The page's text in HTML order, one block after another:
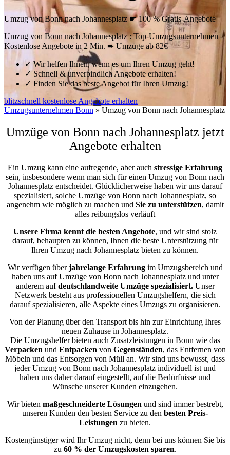
Umzug von Bonn nach Johannesplatz ☛ 100 % Gratis-Angebote
Umzug von Bonn nach Johannesplatz : Top-Umzugsunternehmen -
Kostenlose Angebote in 2 Min. ➨ Umzüge ab 82€
✓ Wir helfen Ihnen, wenn es um Ihren Umzug geht!
✓Schnell & unverbindlich Angebote erhalten!
✓ Finden Sie das beste Angebot für Ihren Umzug!
blitzschnell kostenlose Angebote erhalten
Umzugsunternehmen Bonn » Umzug von Bonn nach Johannesplatz
Umzüge von Bonn nach Johannesplatz jetzt
Angebote erhalten
Ein Umzug kann eine aufregende, aber auch stressige Erfahrung
sein, insbesondere wenn man sich für einen Umzug von Bonn nach
Johannesplatz entscheidet. Glücklicherweise haben wir uns darauf
spezialisiert, solche Umzüge von Bonn nach Johannesplatz, so
angenehm wie möglich zu machen und Sie zu unterstützen, damit
alles reibungslos verläuft
Unsere Firma kennt die besten Angebote, und wir sind stolz
darauf, behaupten zu können, Ihnen die beste Unterstützung für
Ihren Umzug nach Johannesplatz bieten zu können.
Wir verfügen überjahrelange Erfahrungim Umzugsbereich und
haben uns auf Umzüge von Bonn nach Johannesplatz und unter
anderem aufdeutschlandweite Umzüge spezialisiert.Unser
Netzwerk besteht aus professionellen Umzugshelfern, die sich
darauf spezialisieren, alle Aspekte eines Umzugs zu organisieren.
Von der Planung über den Transport bis hin zur Einrichtung Ihres
neuen Zuhause in Johannesplatz.
Die Umzugshelfer bieten auch Zusatzleistungen in Bonn wie das
Verpacken und Entpacken von Gegenständen, das Entfernen von
Möbeln und das Entsorgen von Müll an. Wir sind uns bewusst, dass
jeder Umzug von Bonn nach Johannesplatz individuell ist und
haben uns daher darauf eingestellt, auf die Bedürfnisse und
Wünsche unserer Kunden einzugehen.
Wir bieten maßgeschneiderte Lösungen und sind immer bestrebt,
unseren Kunden den besten Service zu den besten Preis-
Leistungen zu bieten.
Kostengünstiger wird Ihr Umzug nicht, denn bei uns können Sie bis
zu 60 % der Umzugskosten sparen.